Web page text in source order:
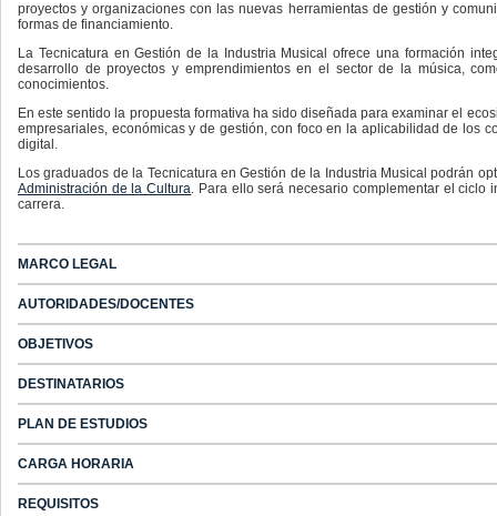
proyectos y organizaciones con las nuevas herramientas de gestión y
formas de financiamiento.
La Tecnicatura en Gestión de la Industria Musical ofrece una formación
desarrollo de proyectos y emprendimientos en el sector de la música,
conocimientos.
En este sentido la propuesta formativa ha sido diseñada para examinar el
empresariales, económicas y de gestión, con foco en la aplicabilidad de los
digital.
Los graduados de la Tecnicatura en Gestión de la Industria Musical podrán
Administración de la Cultura. Para ello será necesario complementar el
carrera.
MARCO LEGAL
AUTORIDADES/DOCENTES
OBJETIVOS
DESTINATARIOS
PLAN DE ESTUDIOS
CARGA HORARIA
REQUISITOS